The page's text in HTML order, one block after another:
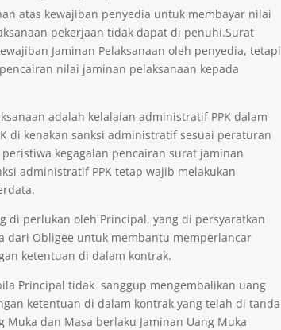
atas kewajiban penyedia untuk membayar nilai
pekerjaan tidak dapat di penuhi.Surat
Jaminan Pelaksanaan oleh penyedia, tetapi
nilai jaminan pelaksanaan kepada
adalah kelalaian administratif PPK dalam
di kenakan sanksi administratif sesuai peraturan
kegagalan pencairan surat jaminan
administratif PPK tetap wajib melakukan
di perlukan oleh Principal, yang di persyaratkan
dari Obligee untuk membantu memperlancar
ketentuan di dalam kontrak.
Principal tidak sanggup mengembalikan uang
ketentuan di dalam kontrak yang telah di tanda
Muka dan Masa berlaku Jaminan Uang Muka